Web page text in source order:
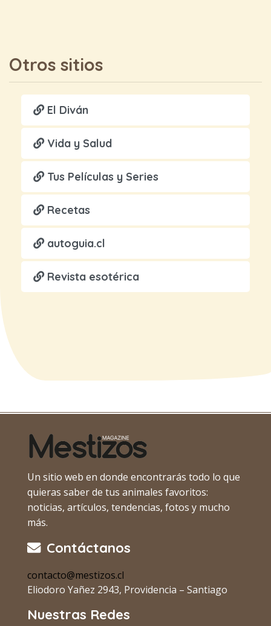
Otros sitios
El Diván
Vida y Salud
Tus Películas y Series
Recetas
autoguia.cl
Revista esotérica
Un sitio web en donde encontrarás todo lo que
quieras saber de tus animales favoritos:
noticias, artículos, tendencias, fotos y mucho
más.
Contáctanos
contacto@mestizos.cl
Eliodoro Yañez 2943, Providencia – Santiago
Nuestras Redes